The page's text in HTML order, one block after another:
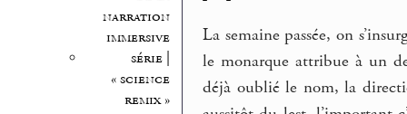
narration
immersive
série |
« science
remix »
La semaine passée, on
le monarque attribue à un
déjà oublié le nom, la